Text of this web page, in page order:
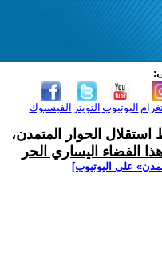
الفيسبوك التويتر اليوتيوب
استقلال الحوار المتمدن،
الفضاء اليساري الحر
على اليوتيوب]